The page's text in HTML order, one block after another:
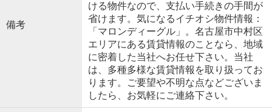
備考
ける物件なので、支払い手続きの手間が
省けます。気になるイチオシ物件情報：
「マロンディーグル」。名古屋市中村区
エリアにある賃貸情報のことなら、地域
に密着した当社へお任せ下さい。当社
は、多種多様な賃貸情報を取り扱ってお
ります。ご要望や不明な点などございま
したら、お気軽にご連絡下さい。